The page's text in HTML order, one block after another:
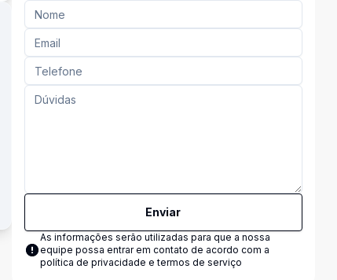
Enviar
As informações serão utilizadas para que a nossa
equipe possa entrar em contato de acordo com a
política de privacidade e termos de serviço